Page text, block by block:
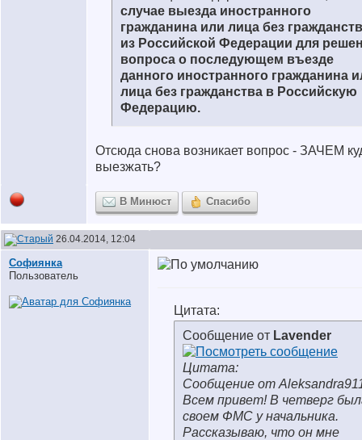
случае выезда иностранного
гражданина или лица без
из Российской Федерации для
вопроса о последующем въезде
данного иностранного гражданина
лица без гражданства в Российскую
Федерацию.
Отсюда снова возникает вопрос - ЗАЧЕМ
выезжать?
В Минюст Спасибо
26.04.2014, 12:04
Софиянка
Пользователь
Цитата:
Сообщение от Lavender
Цитата:
Сообщение от
Всем привет! В четверг
своем ФМС у начальника.
Рассказываю, что он мне